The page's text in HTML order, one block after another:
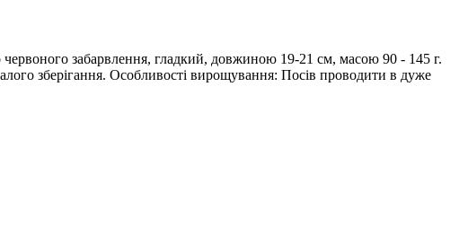
забарвлення, гладкий, довжиною 19-21 см, масою 90 - 145 г.
зберігання. Особливості вирощування: Посів проводити в дуже